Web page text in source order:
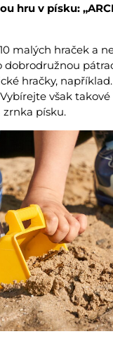
hru v písku:
malých hraček a
dobrodružnou
hračky,
však
písku.